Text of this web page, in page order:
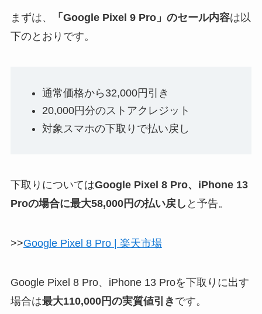
まずは、 「Google Pixel 9 Pro」のセール内容は以
下のとおりです。
通常価格から32,000円引き
20,000円分のストアクレジット
対象スマホの下取りで払い戻し
下取りについてはGoogle Pixel 8 Pro、​iPhone 13
Proの​場合に​最大58,000円の払い戻し と予告。
>>Google Pixel 8 Pro | 楽天市場
Google Pixel 8 Pro、​iPhone 13 Proを下取りに出す
場合は最大110,000円の実質値引き です。